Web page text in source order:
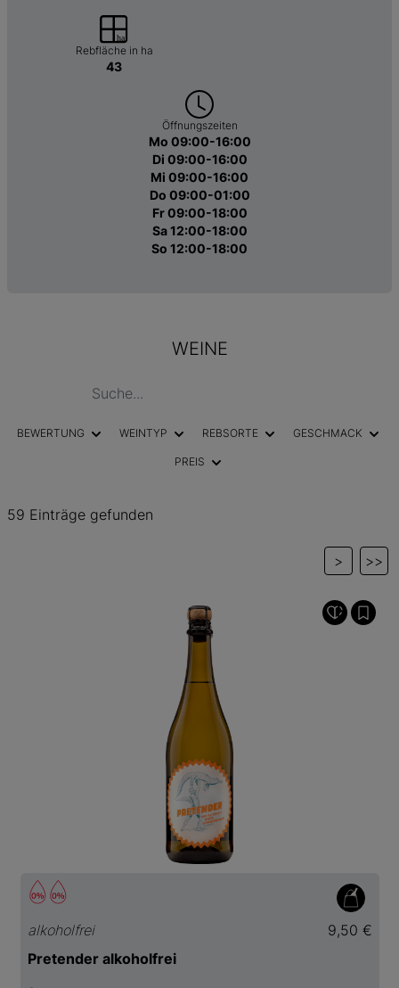
Rebfläche in ha
43
Öffnungszeiten
Mo 09:00-16:00
Di 09:00-16:00
Mi 09:00-16:00
Do 09:00-01:00
Fr 09:00-18:00
Sa 12:00-18:00
So 12:00-18:00
WEINE
BEWERTUNG WEINTYP REBSORTE GESCHMACK
PREIS
59 Einträge gefunden
> >>
alkoholfrei
9,50 €
Pretender alkoholfrei